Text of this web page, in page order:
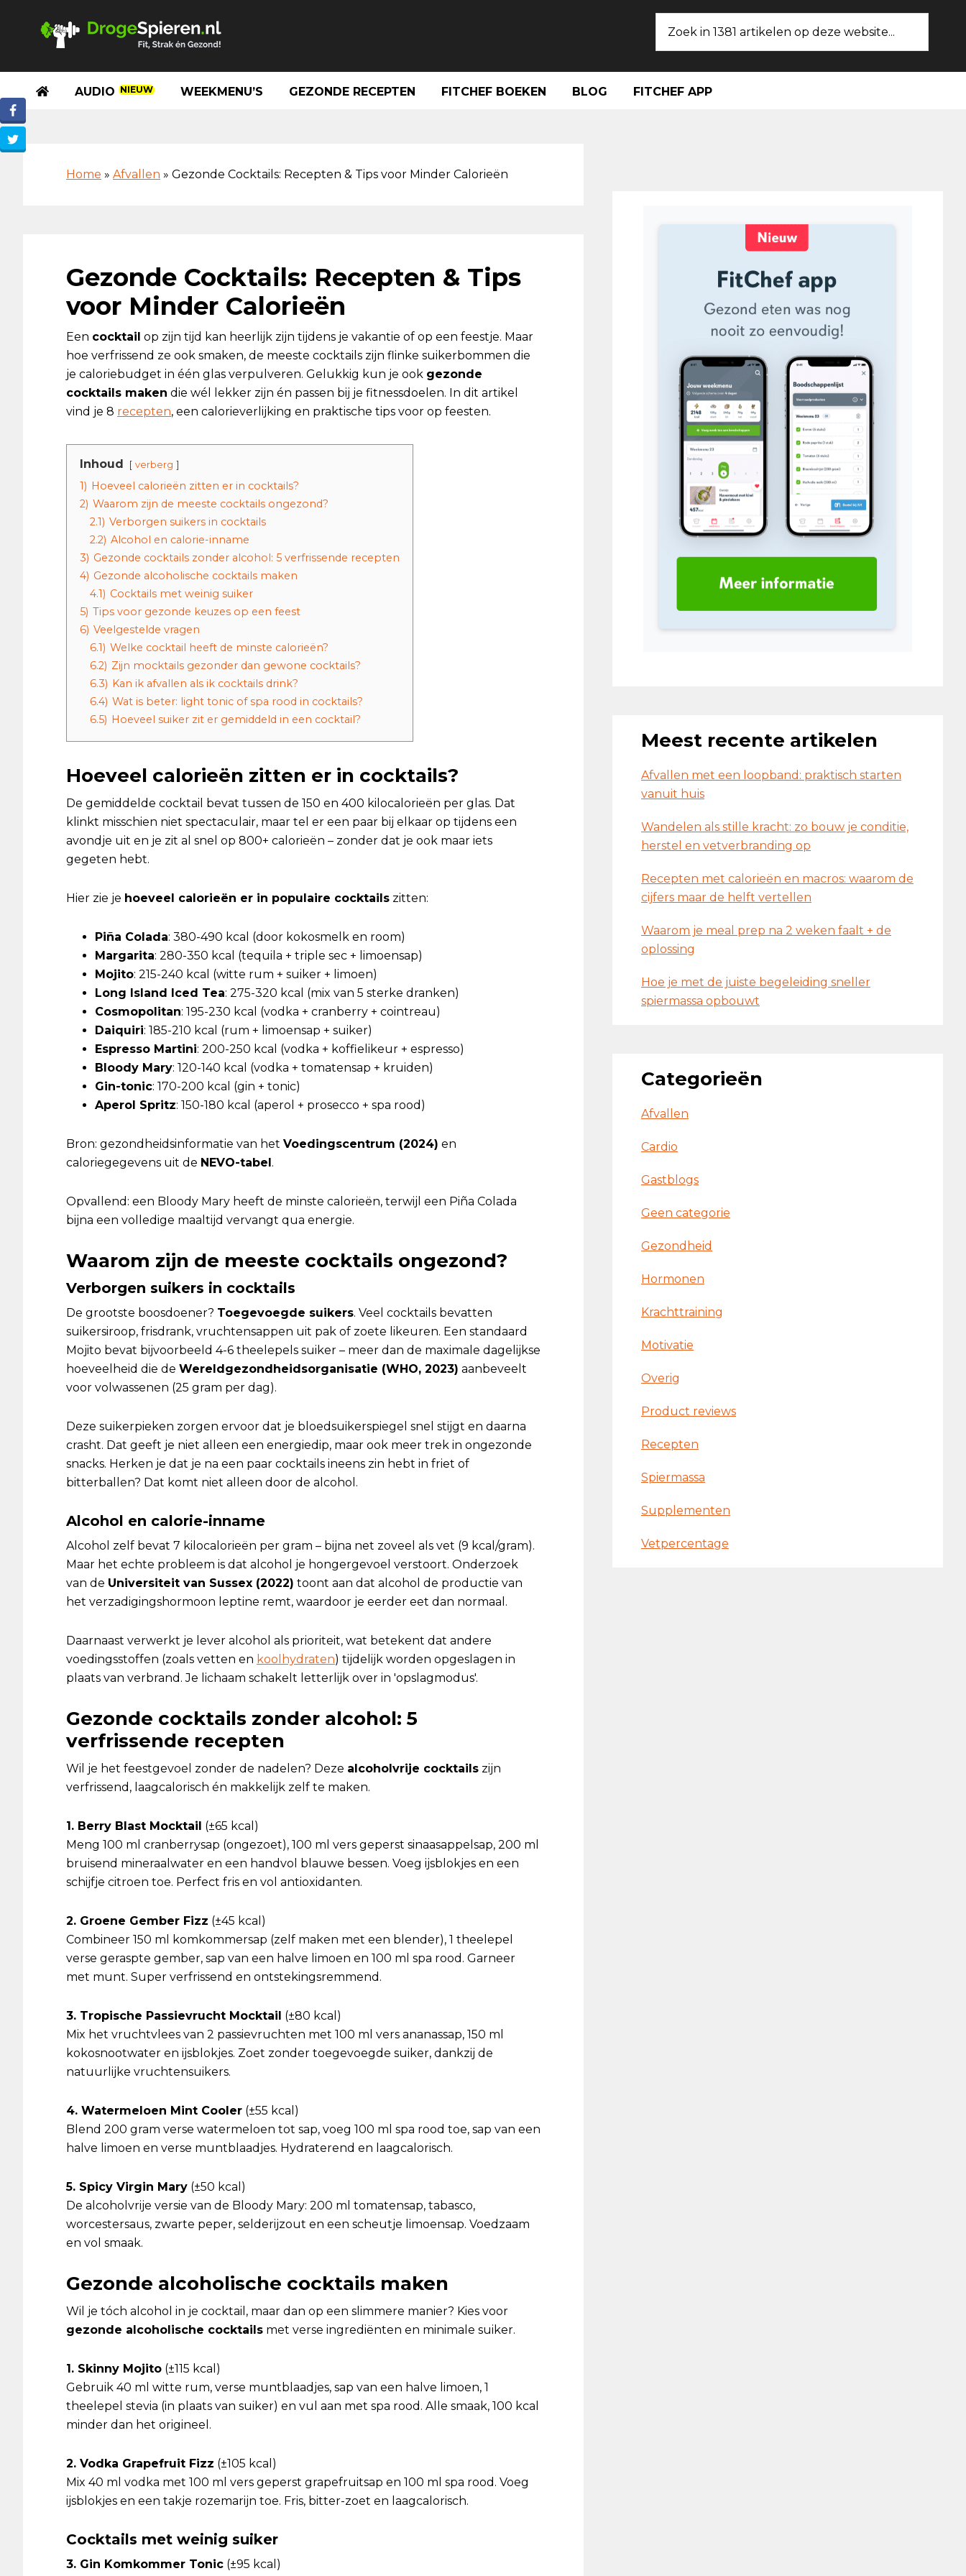
inhoud
sidebar
op
AUDIO NIEUW WEEKMENU’S GEZONDE RECEPTEN FITCHEF BOEKEN BLOG FITCHEF APP
Home » Afvallen » Gezonde Cocktails: Recepten & Tips voor Minder Calorieën
Gezonde Cocktails: Recepten & Tips
voor Minder Calorieën
Een cocktail op zijn tijd kan heerlijk zijn tijdens je vakantie of op een feestje. Maar
hoe verfrissend ze ook smaken, de meeste cocktails zijn flinke suikerbommen die
je caloriebudget in één glas verpulveren. Gelukkig kun je ook gezonde
cocktails maken die wél lekker zijn én passen bij je fitnessdoelen. In dit artikel
vind je 8 recepten, een calorieverlijking en praktische tips voor op feesten.
Inhoud verberg
1) Hoeveel calorieën zitten er in cocktails?
2) Waarom zijn de meeste cocktails ongezond?
2.1) Verborgen suikers in cocktails
2.2) Alcohol en calorie-inname
3) Gezonde cocktails zonder alcohol: 5 verfrissende recepten
4) Gezonde alcoholische cocktails maken
4.1) Cocktails met weinig suiker
5) Tips voor gezonde keuzes op een feest
6) Veelgestelde vragen
6.1) Welke cocktail heeft de minste calorieën?
6.2) Zijn mocktails gezonder dan gewone cocktails?
6.3) Kan ik afvallen als ik cocktails drink?
6.4) Wat is beter: light tonic of spa rood in cocktails?
6.5) Hoeveel suiker zit er gemiddeld in een cocktail?
Hoeveel calorieën zitten er in cocktails?
De gemiddelde cocktail bevat tussen de 150 en 400 kilocalorieën per glas. Dat
klinkt misschien niet spectaculair, maar tel er een paar bij elkaar op tijdens een
avondje uit en je zit al snel op 800+ calorieën – zonder dat je ook maar iets
gegeten hebt.
Hier zie je hoeveel calorieën er in populaire cocktails zitten:
Piña Colada: 380-490 kcal (door kokosmelk en room)
Margarita: 280-350 kcal (tequila + triple sec + limoensap)
Mojito: 215-240 kcal (witte rum + suiker + limoen)
Long Island Iced Tea: 275-320 kcal (mix van 5 sterke dranken)
Cosmopolitan: 195-230 kcal (vodka + cranberry + cointreau)
Daiquiri: 185-210 kcal (rum + limoensap + suiker)
Espresso Martini: 200-250 kcal (vodka + koffielikeur + espresso)
Bloody Mary: 120-140 kcal (vodka + tomatensap + kruiden)
Gin-tonic: 170-200 kcal (gin + tonic)
Aperol Spritz: 150-180 kcal (aperol + prosecco + spa rood)
Bron: gezondheidsinformatie van het Voedingscentrum (2024) en
caloriegegevens uit de NEVO-tabel.
Opvallend: een Bloody Mary heeft de minste calorieën, terwijl een Piña Colada
bijna een volledige maaltijd vervangt qua energie.
Waarom zijn de meeste cocktails ongezond?
Verborgen suikers in cocktails
De grootste boosdoener? Toegevoegde suikers. Veel cocktails bevatten
suikersiroop, frisdrank, vruchtensappen uit pak of zoete likeuren. Een standaard
Mojito bevat bijvoorbeeld 4-6 theelepels suiker – meer dan de maximale dagelijkse
hoeveelheid die de Wereldgezondheidsorganisatie (WHO, 2023) aanbeveelt
voor volwassenen (25 gram per dag).
Deze suikerpieken zorgen ervoor dat je bloedsuikerspiegel snel stijgt en daarna
crasht. Dat geeft je niet alleen een energiedip, maar ook meer trek in ongezonde
snacks. Herken je dat je na een paar cocktails ineens zin hebt in friet of
bitterballen? Dat komt niet alleen door de alcohol.
Alcohol en calorie-inname
Alcohol zelf bevat 7 kilocalorieën per gram – bijna net zoveel als vet (9 kcal/gram).
Maar het echte probleem is dat alcohol je hongergevoel verstoort. Onderzoek
van de Universiteit van Sussex (2022) toont aan dat alcohol de productie van
het verzadigingshormoon leptine remt, waardoor je eerder eet dan normaal.
Daarnaast verwerkt je lever alcohol als prioriteit, wat betekent dat andere
voedingsstoffen (zoals vetten en koolhydraten) tijdelijk worden opgeslagen in
plaats van verbrand. Je lichaam schakelt letterlijk over in 'opslagmodus'.
Gezonde cocktails zonder alcohol: 5
verfrissende recepten
Wil je het feestgevoel zonder de nadelen? Deze alcoholvrije cocktails zijn
verfrissend, laagcalorisch én makkelijk zelf te maken.
1. Berry Blast Mocktail (±65 kcal)
Meng 100 ml cranberrysap (ongezoet), 100 ml vers geperst sinaasappelsap, 200 ml
bruisend mineraalwater en een handvol blauwe bessen. Voeg ijsblokjes en een
schijfje citroen toe. Perfect fris en vol antioxidanten.
2. Groene Gember Fizz (±45 kcal)
Combineer 150 ml komkommersap (zelf maken met een blender), 1 theelepel
verse geraspte gember, sap van een halve limoen en 100 ml spa rood. Garneer
met munt. Super verfrissend en ontstekingsremmend.
3. Tropische Passievrucht Mocktail (±80 kcal)
Mix het vruchtvlees van 2 passievruchten met 100 ml vers ananassap, 150 ml
kokosnootwater en ijsblokjes. Zoet zonder toegevoegde suiker, dankzij de
natuurlijke vruchtensuikers.
4. Watermeloen Mint Cooler (±55 kcal)
Blend 200 gram verse watermeloen tot sap, voeg 100 ml spa rood toe, sap van een
halve limoen en verse muntblaadjes. Hydraterend en laagcalorisch.
5. Spicy Virgin Mary (±50 kcal)
De alcoholvrije versie van de Bloody Mary: 200 ml tomatensap, tabasco,
worcestersaus, zwarte peper, selderijzout en een scheutje limoensap. Voedzaam
en vol smaak.
Gezonde alcoholische cocktails maken
Wil je tóch alcohol in je cocktail, maar dan op een slimmere manier? Kies voor
gezonde alcoholische cocktails met verse ingrediënten en minimale suiker.
1. Skinny Mojito (±115 kcal)
Gebruik 40 ml witte rum, verse muntblaadjes, sap van een halve limoen, 1
theelepel stevia (in plaats van suiker) en vul aan met spa rood. Alle smaak, 100 kcal
minder dan het origineel.
2. Vodka Grapefruit Fizz (±105 kcal)
Mix 40 ml vodka met 100 ml vers geperst grapefruitsap en 100 ml spa rood. Voeg
ijsblokjes en een takje rozemarijn toe. Fris, bitter-zoet en laagcalorisch.
Cocktails met weinig suiker
3. Gin Komkommer Tonic (±95 kcal)
Meest recente artikelen
Afvallen met een loopband: praktisch starten
vanuit huis
Wandelen als stille kracht: zo bouw je conditie,
herstel en vetverbranding op
Recepten met calorieën en macros: waarom de
cijfers maar de helft vertellen
Waarom je meal prep na 2 weken faalt + de
oplossing
Hoe je met de juiste begeleiding sneller
spiermassa opbouwt
Categorieën
Afvallen
Cardio
Gastblogs
Geen categorie
Gezondheid
Hormonen
Krachttraining
Motivatie
Overig
Product reviews
Recepten
Spiermassa
Supplementen
Vetpercentage